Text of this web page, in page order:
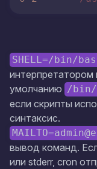
SHELL=/bin/
умолчанию /bin/
если скрипты
синтаксис.
вывод команд.
или stderr, cron